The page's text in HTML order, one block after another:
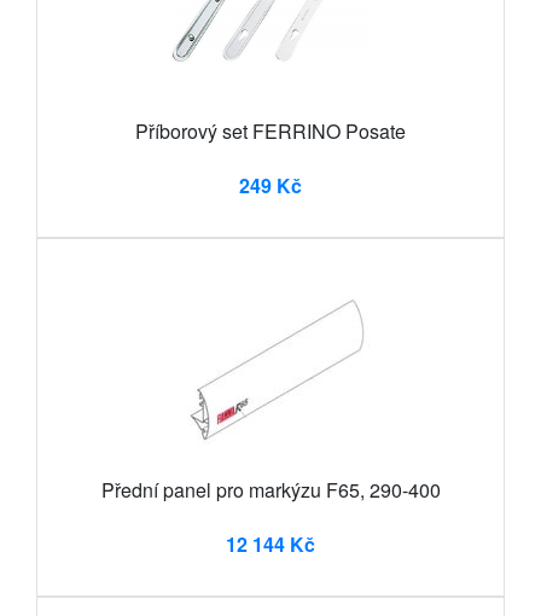
Příborový set FERRINO Posate
249 Kč
Přední panel pro markýzu F65, 290-400
12 144 Kč